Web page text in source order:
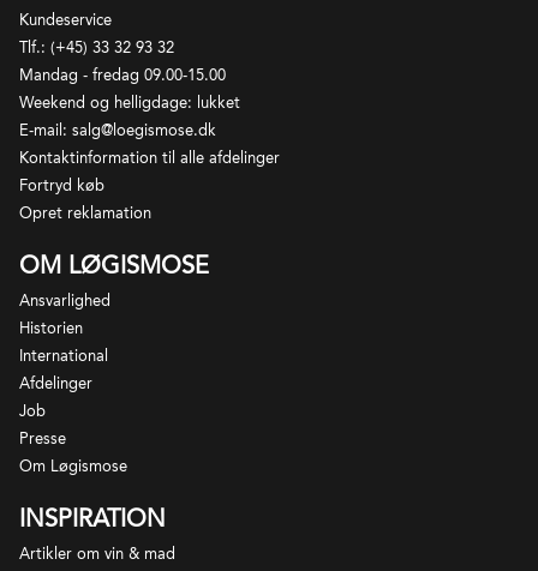
dele af skråningerne, hvor Nebbiolo ikke giver gode
resultater. Af samme årsag kan der på samme
skråning både dyrkes druer til Barolo og til Barbera
d'Alba. Barbera d'Alba skal bestå af min 85% Barbera
og de resterende op til 15% af Nebbiolo. I forhold til
det andet velestimerede Barbera distrikt, Barbera
d'Asti, er Barbera d'Alba kendt for at være mørkere
Kundeservice
Tlf.: (+45) 33 32 93 32
Mandag - fredag 09.00-15.00
Weekend og helligdage: lukket
E-mail: salg@loegismose.dk
Kontaktinformation til alle afdelinger
Fortryd køb
Opret reklamation
OM LØGISMOSE
Ansvarlighed
Historien
International
Afdelinger
Job
Presse
Om Løgismose
INSPIRATION
Artikler om vin & mad